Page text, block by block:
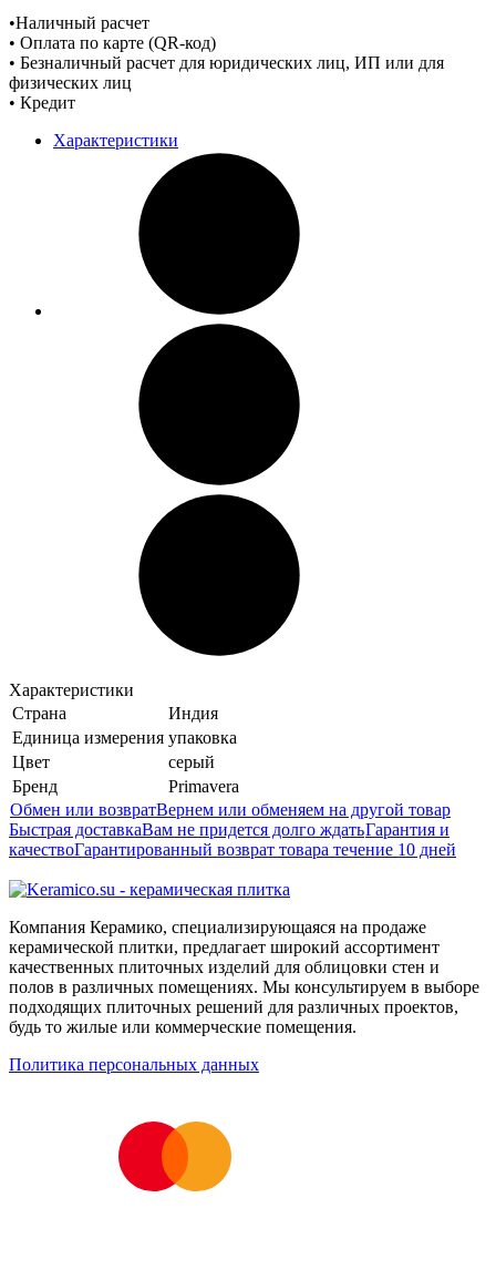
•Наличный расчет
• Оплата по карте (QR-код)
• Безналичный расчет для юридических лиц, ИП или для
физических лиц
• Кредит
Характеристики
Характеристики
Страна
Индия
Единица измерения упаковка
Цвет
серый
Бренд
Primavera
Обмен или возвратВернем или обменяем на другой товар
Быстрая доставкаВам не придется долго ждатьГарантия и
качествоГарантированный возврат товара течение 10 дней
Компания Керамико, специализирующаяся на продаже
керамической плитки, предлагает широкий ассортимент
качественных плиточных изделий для облицовки стен и
полов в различных помещениях. Мы консультируем в выборе
подходящих плиточных решений для различных проектов,
будь то жилые или коммерческие помещения.
Политика персональных данных